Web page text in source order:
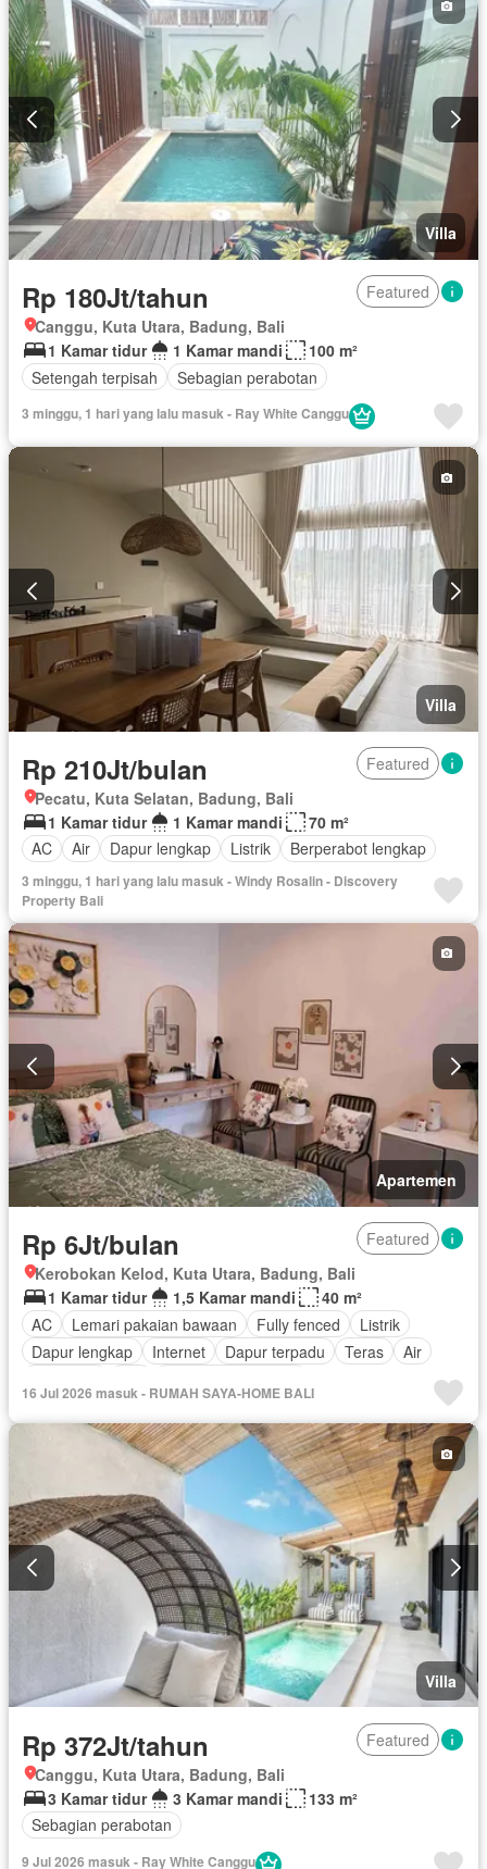
Villa
Rp 180Jt/tahun
Featured
Canggu, Kuta Utara, Badung, Bali
1 Kamar tidur
1 Kamar mandi
100 m²
Setengah terpisah
Sebagian perabotan
3 minggu, 1 hari yang lalu masuk - Ray White Canggu
Villa
Rp 210Jt/bulan
Featured
Pecatu, Kuta Selatan, Badung, Bali
1 Kamar tidur
1 Kamar mandi
70 m²
AC
Air Dapur lengkap Listrik Berperabot lengkap
3 minggu, 1 hari yang lalu masuk - Windy Rosalin - Discovery
Property Bali
Apartemen
Rp 6Jt/bulan
Featured
Kerobokan Kelod, Kuta Utara, Badung, Bali
1 Kamar tidur
1,5 Kamar mandi
40 m²
AC
Lemari pakaian bawaan Fully fenced
Listrik
Dapur lengkap
Internet Dapur terpadu Teras
Air
16 Jul 2026 masuk - RUMAH SAYA-HOME BALI
Villa
Rp 372Jt/tahun
Featured
Canggu, Kuta Utara, Badung, Bali
3 Kamar tidur
3 Kamar mandi
133 m²
Sebagian perabotan
9 Jul 2026 masuk - Ray White Canggu